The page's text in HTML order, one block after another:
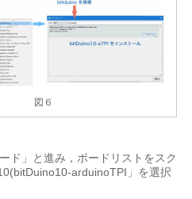
図６
ド」と進み，ボードリストをスク
arduinoTPI」を選択